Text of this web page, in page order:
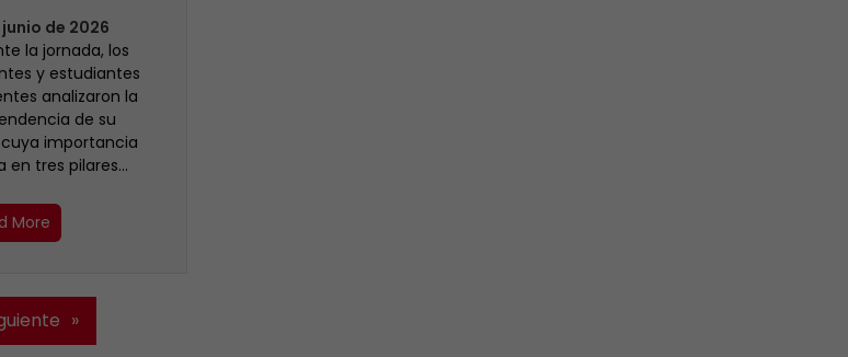
junio de 2026
la jornada, los
y estudiantes
analizaron la
de su
importancia
en tres pilares…
More
»